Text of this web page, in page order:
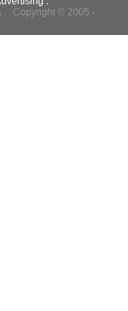
Copyright © 2005 -